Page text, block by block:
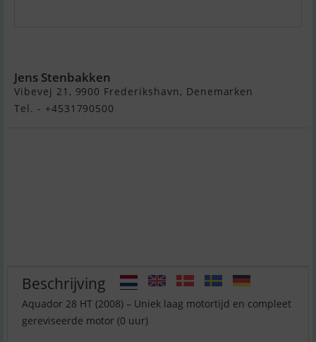
Jens Stenbakken
Vibevej 21, 9900 Frederikshavn, Denemarken
Tel. - +4531790500
Beschrijving
Aquador 28 HT (2008) – Uniek laag motortijd en compleet
gereviseerde motor (0 uur)